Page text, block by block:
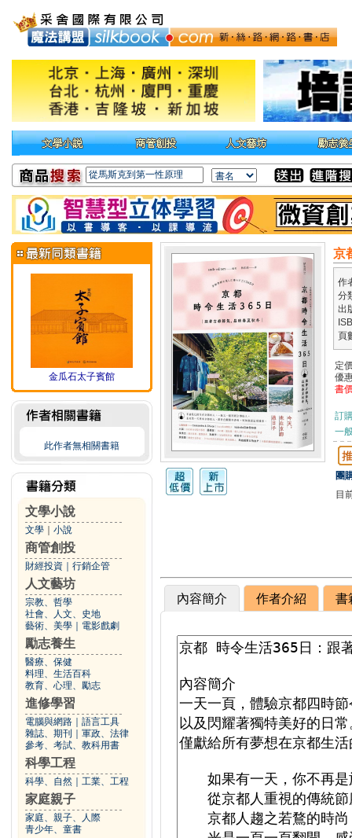
金瓜石太子賓館
此作者無相關書籍
文學小說
文學 小說
商管創投
財經投資 行銷企管
人文藝坊
宗教、哲學
社會、人文、史地
藝術、美學
電影戲劇
勵志養生
醫療、保健
料理、生活百科
教育、心理、勵志
進修學習
電腦與網路
語言工具
雜誌、期刊
軍政、法律
參考、考試、教科用書
科學工程
科學、自然 工業、工程
家庭親子
家庭、親子、人際
青少年、童書
京
作
分
出
頁
定
優
書
訂
一
團
目
內容簡介 作者介紹 書